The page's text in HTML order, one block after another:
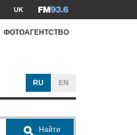
UK
ФОТОАГЕНТСТВО
RU EN
Найти